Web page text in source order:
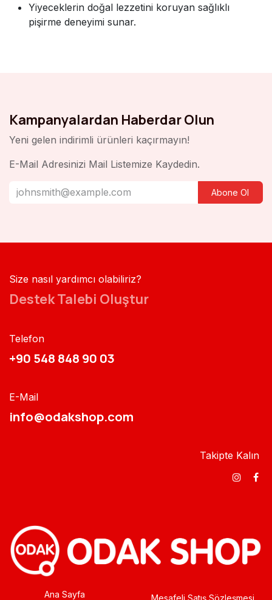
Yiyeceklerin doğal lezzetini koruyan sağlıklı
pişirme deneyimi sunar.
Kampanyalardan Haberdar Olun
Yeni gelen indirimli ürünleri kaçırmayın!
E-Mail Adresinizi Mail Listemize Kaydedin.
Abone Ol
Size nasıl yardımcı olabiliriz?
Destek Talebi Oluştur
Telefon
+90 548 848 90 03​​
E-Mail
info@odakshop.com​
Takipte Kalın
Ana Sayfa Mesafeli Satış Sözleşmesi